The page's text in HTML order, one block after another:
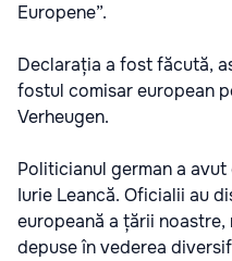
Europene”.
Declarația a fost făcută,
fostul comisar european
Verheugen.
Politicianul german a
Iurie Leancă. Oficialii au
europeană a țării
depuse în vederea